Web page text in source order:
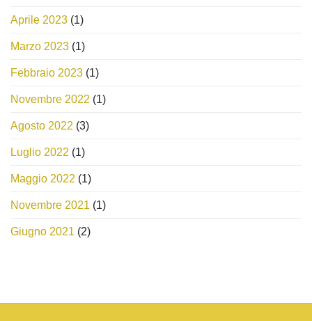
Aprile 2023 (1)
Marzo 2023 (1)
Febbraio 2023 (1)
Novembre 2022 (1)
Agosto 2022 (3)
Luglio 2022 (1)
Maggio 2022 (1)
Novembre 2021 (1)
Giugno 2021 (2)